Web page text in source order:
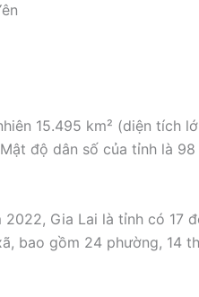
15.495 km² (diện tích
độ dân số của tỉnh là 98
Gia Lai là tỉnh có 17
bao gồm 24 phường, 14